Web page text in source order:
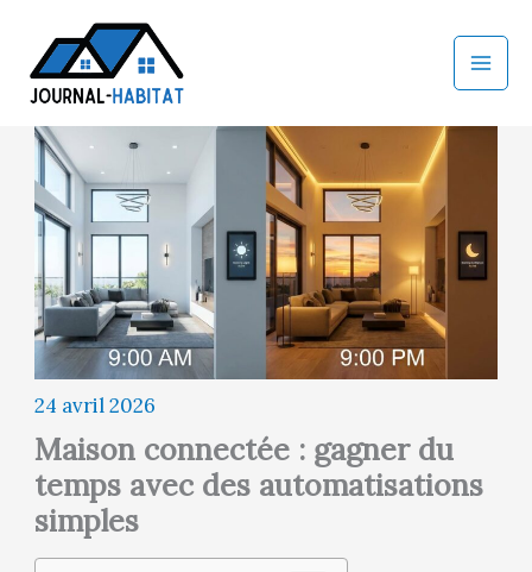
contenu
24 avril 2026
Maison connectée : gagner du
temps avec des automatisations
simples